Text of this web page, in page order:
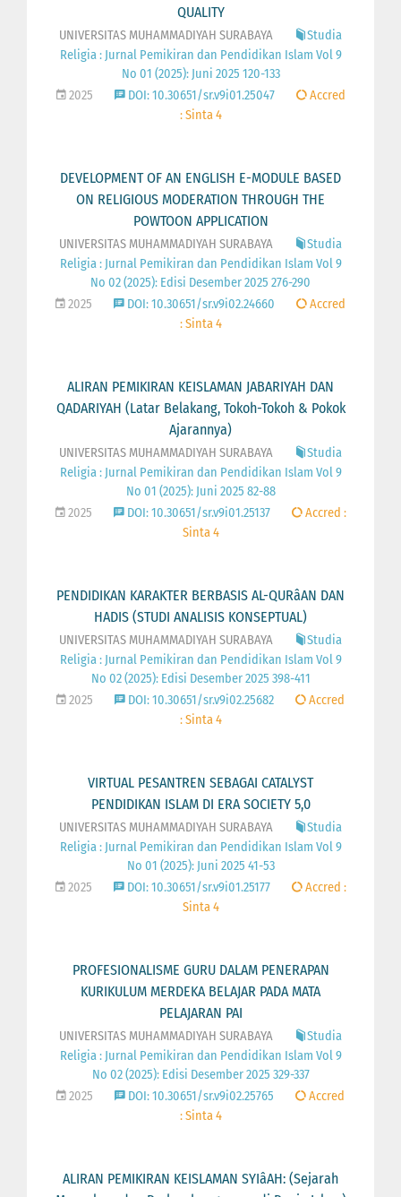
QUALITY
UNIVERSITAS MUHAMMADIYAH SURABAYA
Studia
Religia : Jurnal Pemikiran dan Pendidikan Islam Vol 9
No 01 (2025): Juni 2025 120-133
2025
DOI: 10.30651/sr.v9i01.25047
Accred
: Sinta 4
DEVELOPMENT OF AN ENGLISH E-MODULE BASED
ON RELIGIOUS MODERATION THROUGH THE
POWTOON APPLICATION
UNIVERSITAS MUHAMMADIYAH SURABAYA
Studia
Religia : Jurnal Pemikiran dan Pendidikan Islam Vol 9
No 02 (2025): Edisi Desember 2025 276-290
2025
DOI: 10.30651/sr.v9i02.24660
Accred
: Sinta 4
ALIRAN PEMIKIRAN KEISLAMAN JABARIYAH DAN
QADARIYAH (Latar Belakang, Tokoh-Tokoh & Pokok
Ajarannya)
UNIVERSITAS MUHAMMADIYAH SURABAYA
Studia
Religia : Jurnal Pemikiran dan Pendidikan Islam Vol 9
No 01 (2025): Juni 2025 82-88
2025
DOI: 10.30651/sr.v9i01.25137
Accred :
Sinta 4
PENDIDIKAN KARAKTER BERBASIS AL-QURâAN DAN
HADIS (STUDI ANALISIS KONSEPTUAL)
UNIVERSITAS MUHAMMADIYAH SURABAYA
Studia
Religia : Jurnal Pemikiran dan Pendidikan Islam Vol 9
No 02 (2025): Edisi Desember 2025 398-411
2025
DOI: 10.30651/sr.v9i02.25682
Accred
: Sinta 4
VIRTUAL PESANTREN SEBAGAI CATALYST
PENDIDIKAN ISLAM DI ERA SOCIETY 5,0
UNIVERSITAS MUHAMMADIYAH SURABAYA
Studia
Religia : Jurnal Pemikiran dan Pendidikan Islam Vol 9
No 01 (2025): Juni 2025 41-53
2025
DOI: 10.30651/sr.v9i01.25177
Accred :
Sinta 4
PROFESIONALISME GURU DALAM PENERAPAN
KURIKULUM MERDEKA BELAJAR PADA MATA
PELAJARAN PAI
UNIVERSITAS MUHAMMADIYAH SURABAYA
Studia
Religia : Jurnal Pemikiran dan Pendidikan Islam Vol 9
No 02 (2025): Edisi Desember 2025 329-337
2025
DOI: 10.30651/sr.v9i02.25765
Accred
: Sinta 4
ALIRAN PEMIKIRAN KEISLAMAN SYIâAH: (Sejarah